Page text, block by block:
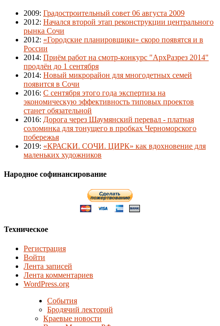
2009: Градостроительный совет 06 августа 2009
2012: Начался второй этап реконструкции центрального
рынка Сочи
2012: «Городские планировщики» скоро появятся и в
России
2014: Приём работ на смотр-конкурс "АрхРазрез 2014"
продлён до 1 сентября
2014: Новый микрорайон для многодетных семей
появится в Сочи
2016: С сентября этого года экспертиза на
экономическую эффективность типовых проектов
станет обязательной
2016: Дорога через Шаумянский перевал - платная
соломинка для тонущего в пробках Черноморского
побережья
2019: «КРАСКИ. СОЧИ. ЦИРК» как вдохновение для
маленьких художников
Народное софинансирование
Техническое
Регистрация
Войти
Лента записей
Лента комментариев
WordPress.org
События
Бродячий лекторий
Краевые новости